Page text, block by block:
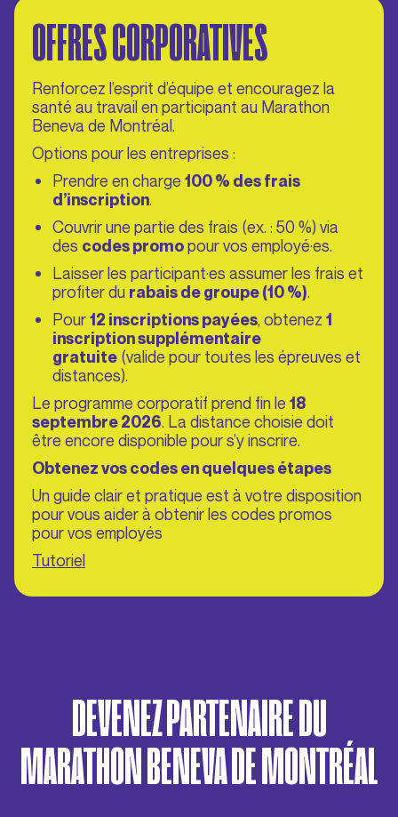
OFFRES CORPORATIVES
Renforcez l’esprit d’équipe et encouragez la
santé au travail en participant au Marathon
Beneva de Montréal.
Options pour les entreprises :
Prendre en charge 100 % des frais
d’inscription.
Couvrir une partie des frais (ex. : 50 %) via
des codes promopour vos employé·es.
Laisser les participant·es assumer les frais et
profiter du rabais degroupe(10 %).
Pour12 inscriptions payées, obtenez 1
inscription supplémentaire
gratuite (valide pour toutes les épreuves et
distances).
Le programme corporatif prend fin le 18
septembre 2026. La distance choisie doit
être encore disponible pour s’y inscrire.
Obtenez vos codes en quelques étapes
Un guide clair et pratique est à votre disposition
pour vous aider à obtenir les codes promos
pour vos employés
Tutoriel
DEVENEZ PARTENAIRE DU
MARATHON BENEVA DE MONTRÉAL